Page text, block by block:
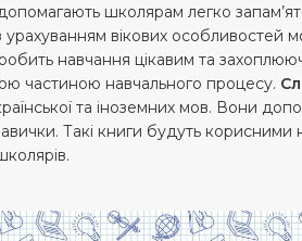
допомагають школярам легко
вікових особливостей
робить навчання цікавим та
частиною навчального процесу.
та іноземних мов. Вони
Такі книги будуть